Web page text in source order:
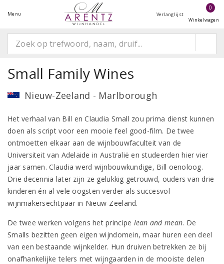
Menu Verlanglijst
0
Winkelwagen
Small Family Wines
Nieuw-Zeeland - Marlborough
Het verhaal van Bill en Claudia Small zou prima dienst kunnen
doen als script voor een mooie feel good-film. De twee
ontmoetten elkaar aan de wijnbouwfaculteit van de
Universiteit van Adelaide in Australië en studeerden hier vier
jaar samen. Claudia werd wijnbouwkundige, Bill oenoloog.
Drie decennia later zijn ze gelukkig getrouwd, ouders van drie
kinderen én al vele oogsten verder als succesvol
wijnmakersechtpaar in Nieuw-Zeeland.
De twee werken volgens het principe lean and mean. De
Smalls bezitten geen eigen wijndomein, maar huren een deel
van een bestaande wijnkelder. Hun druiven betrekken ze bij
onafhankelijke telers met wijngaarden in de mooiste delen